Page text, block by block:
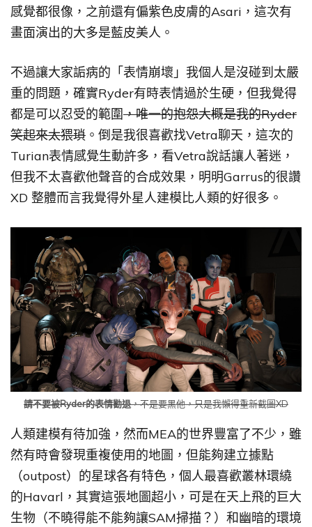
感覺都很像，之前還有偏紫色皮膚的Asari，這次有
畫面演出的大多是藍皮美人。
不過讓大家詬病的「表情崩壞」我個人是沒碰到太嚴
重的問題，確實Ryder有時表情過於生硬，但我覺得
都是可以忍受的範圍，唯一的抱怨大概是我的Ryder
笑起來太猥瑣 。倒是我很喜歡找Vetra聊天，這次的
Turian表情感覺生動許多，看Vetra說話讓人著迷，
但我不太喜歡他聲音的合成效果，明明Garrus的很讚
XD 整體而言我覺得外星人建模比人類的好很多。
請不要被Ryder的表情勸退，不是要黑他，只是我懶得重新截圖XD
人類建模有待加強，然而MEA的世界豐富了不少，雖
然有時會發現重複使用的地圖，但能夠建立據點
（outpost）的星球各有特色，個人最喜歡叢林環繞
的Havarl，其實這張地圖超小，可是在天上飛的巨大
生物（不曉得能不能夠讓SAM掃描？）和幽暗的環境